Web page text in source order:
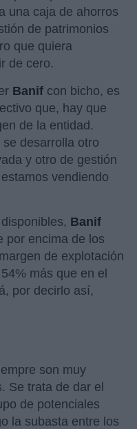
una caja de ahorros
de patrimonios
que quiera
de cero.
Banif con bicho, es
que, hay que
de la entidad.
desarrolla otro
y otro de gestión
vendiendo
Banif
por encima de los
de explotación
más que en el
por decirlo así,
son muy
Se trata de dar el
de potenciales
la subasta entre los